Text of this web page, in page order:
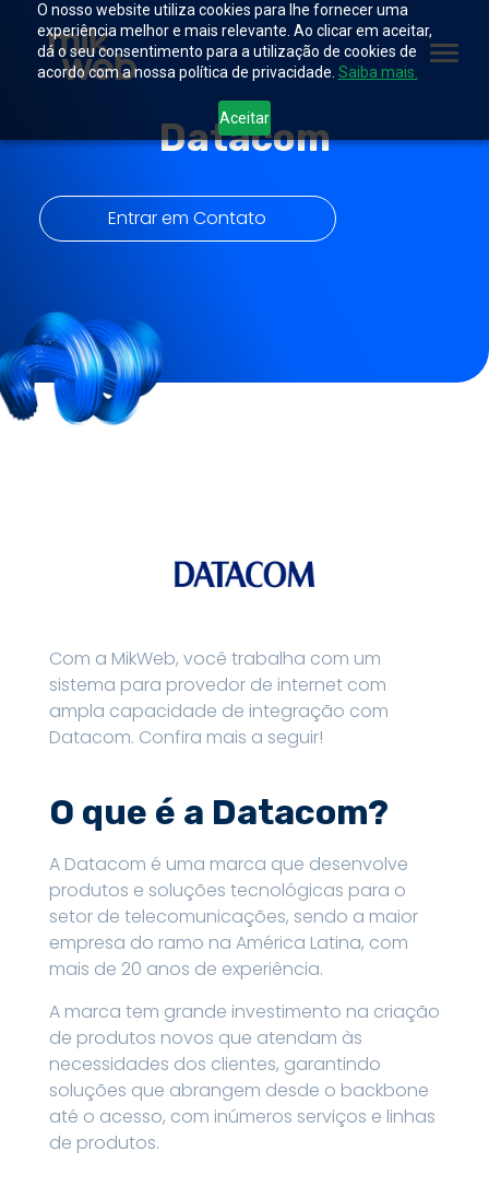
O nosso website utiliza cookies para lhe fornecer uma
experiência melhor e mais relevante. Ao clicar em aceitar,
dá o seu consentimento para a utilização de cookies de
acordo com a nossa política de privacidade. Saiba mais.
Aceitar
Datacom
Entrar em Contato
Com a MikWeb, você trabalha com um
sistema para provedor de internet com
ampla capacidade de integração com
Datacom. Confira mais a seguir!
O que é a Datacom?
A Datacom é uma marca que desenvolve
produtos e soluções tecnológicas para o
setor de telecomunicações, sendo a maior
empresa do ramo na América Latina, com
mais de 20 anos de experiência.
A marca tem grande investimento na criação
de produtos novos que atendam às
necessidades dos clientes, garantindo
soluções que abrangem desde o backbone
até o acesso, com inúmeros serviços e linhas
de produtos.